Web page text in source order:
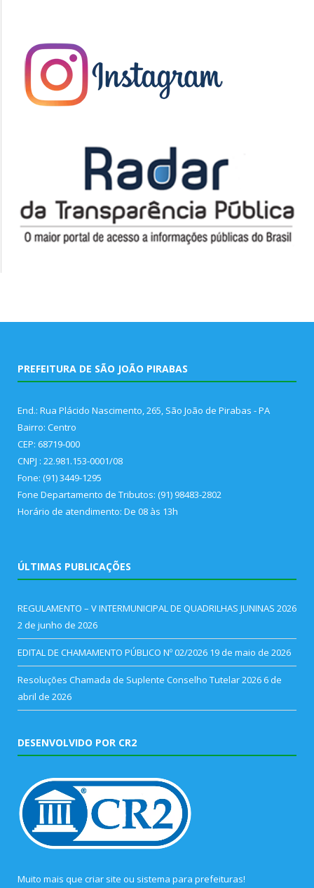
PREFEITURA DE SÃO JOÃO PIRABAS
End.: Rua Plácido Nascimento, 265, São João de Pirabas - PA
Bairro: Centro
CEP: 68719-000
CNPJ : 22.981.153-0001/08
Fone: (91) 3449-1295
Fone Departamento de Tributos: (91) 98483-2802
Horário de atendimento: De 08 às 13h
ÚLTIMAS PUBLICAÇÕES
REGULAMENTO – V INTERMUNICIPAL DE QUADRILHAS JUNINAS 2026
2 de junho de 2026
EDITAL DE CHAMAMENTO PÚBLICO Nº 02/2026 19 de maio de 2026
Resoluções Chamada de Suplente Conselho Tutelar 2026 6 de
abril de 2026
DESENVOLVIDO POR CR2
Muito mais que criar site ou sistema para prefeituras!